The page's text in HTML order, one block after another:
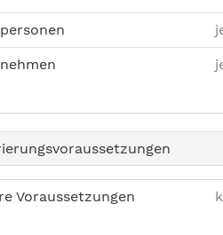
Voraussetzungen